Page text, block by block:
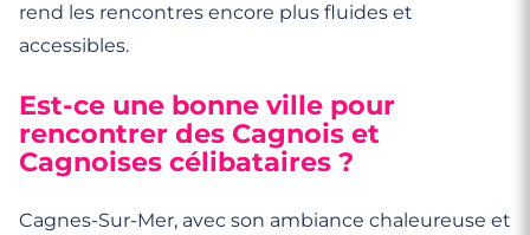
rend les rencontres encore plus fluides et
accessibles.
Est-ce une bonne ville pour
rencontrer des Cagnois et
Cagnoises célibataires ?
Cagnes-Sur-Mer, avec son ambiance chaleureuse et